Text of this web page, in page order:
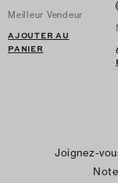
Meilleur Vendeur
AJOUTER AU
PANIER
Joignez-